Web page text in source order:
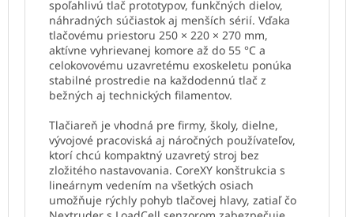
spoľahlivú tlač prototypov, funkčných dielov,
náhradných súčiastok aj menších sérií. Vďaka
tlačovému priestoru 250 × 220 × 270 mm,
aktívne vyhrievanej komore až do 55 °C a
celokovovému uzavretému exoskeletu ponúka
stabilné prostredie na každodennú tlač z
bežných aj technických filamentov.
Tlačiareň je vhodná pre firmy, školy, dielne,
vývojové pracoviská aj náročných používateľov,
ktorí chcú kompaktný uzavretý stroj bez
zložitého nastavovania. CoreXY konštrukcia s
lineárnym vedením na všetkých osiach
umožňuje rýchly pohyb tlačovej hlavy, zatiaľ čo